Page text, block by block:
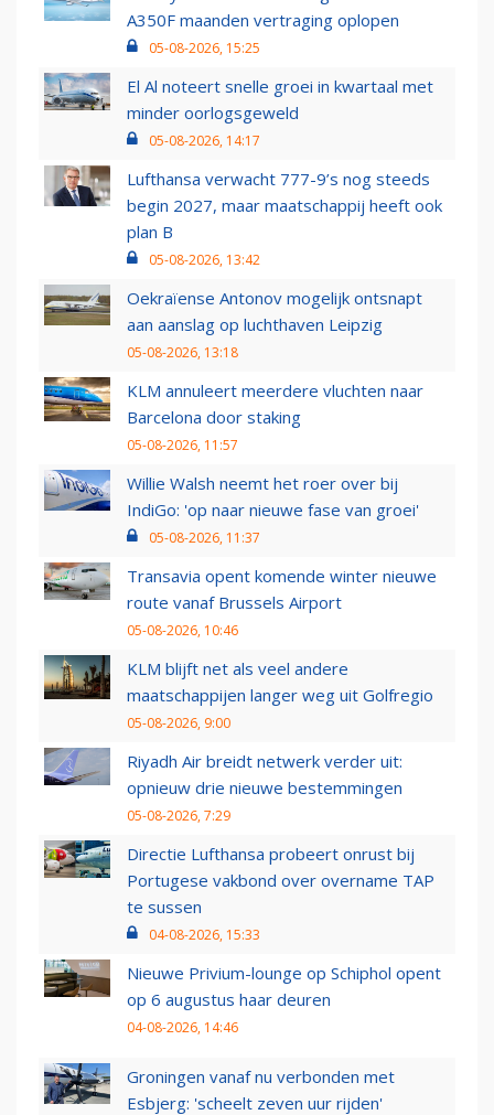
A350F maanden vertraging oplopen
05-08-2026, 15:25
El Al noteert snelle groei in kwartaal met
minder oorlogsgeweld
05-08-2026, 14:17
Lufthansa verwacht 777-9’s nog steeds
begin 2027, maar maatschappij heeft ook
plan B
05-08-2026, 13:42
Oekraïense Antonov mogelijk ontsnapt
aan aanslag op luchthaven Leipzig
05-08-2026, 13:18
KLM annuleert meerdere vluchten naar
Barcelona door staking
05-08-2026, 11:57
Willie Walsh neemt het roer over bij
IndiGo: 'op naar nieuwe fase van groei'
05-08-2026, 11:37
Transavia opent komende winter nieuwe
route vanaf Brussels Airport
05-08-2026, 10:46
KLM blijft net als veel andere
maatschappijen langer weg uit Golfregio
05-08-2026, 9:00
Riyadh Air breidt netwerk verder uit:
opnieuw drie nieuwe bestemmingen
05-08-2026, 7:29
Directie Lufthansa probeert onrust bij
Portugese vakbond over overname TAP
te sussen
04-08-2026, 15:33
Nieuwe Privium-lounge op Schiphol opent
op 6 augustus haar deuren
04-08-2026, 14:46
Groningen vanaf nu verbonden met
Esbjerg: 'scheelt zeven uur rijden'